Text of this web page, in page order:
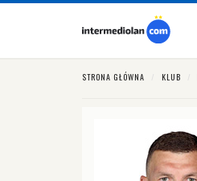
STRONA GŁÓWNA KLUB